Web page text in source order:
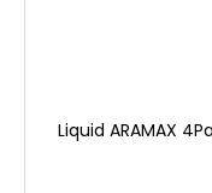
Liquid ARAMAX